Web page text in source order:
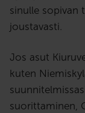
sinulle sopivan
joustavasti.
Jos asut
kuten
suorittaminen,